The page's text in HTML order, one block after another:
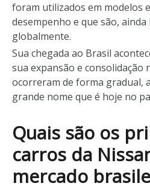
foram utilizados em modelos
desempenho e que são,
globalmente.
Sua chegada ao Brasil
sua expansão e consolidação
ocorreram de forma gradual,
grande nome que é hoje no
Quais são os
carros da
mercado